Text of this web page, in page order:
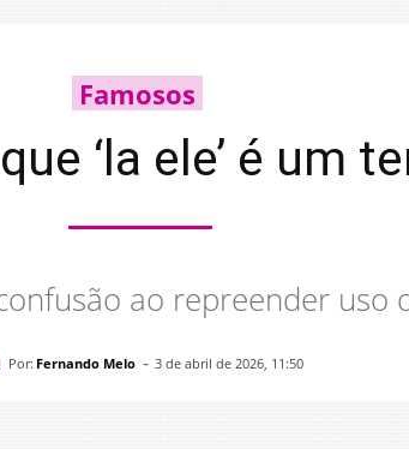
Famosos
‘la ele’ é um
ao repreender uso
Por: Fernando Melo - 3 de abril de 2026, 11:50